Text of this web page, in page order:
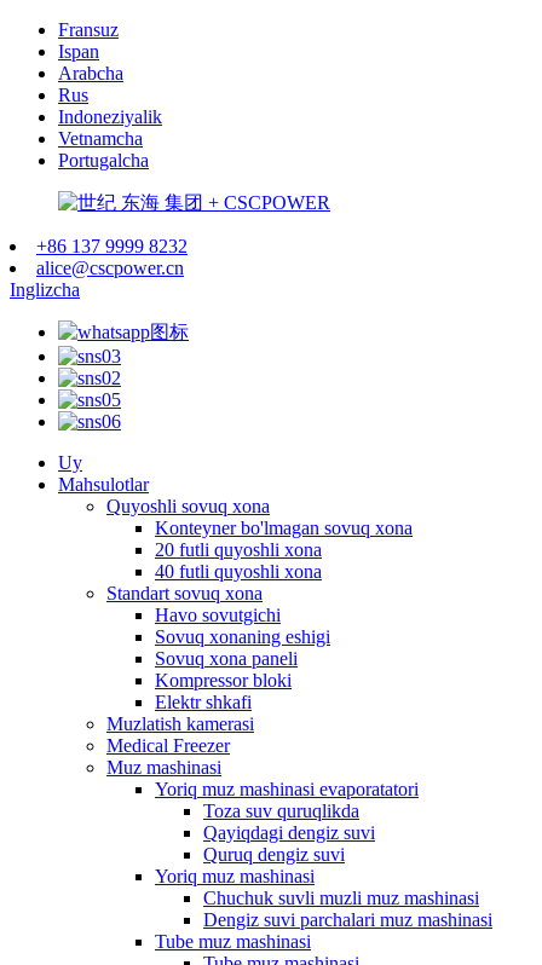
Fransuz
Ispan
Arabcha
Rus
Indoneziyalik
Vetnamcha
Portugalcha
+86 137 9999 8232
alice@cscpower.cn
Inglizcha
Uy
Mahsulotlar
Quyoshli sovuq xona
Konteyner bo'lmagan sovuq xona
20 futli quyoshli xona
40 futli quyoshli xona
Standart sovuq xona
Havo sovutgichi
Sovuq xonaning eshigi
Sovuq xona paneli
Kompressor bloki
Elektr shkafi
Muzlatish kamerasi
Medical Freezer
Muz mashinasi
Yoriq muz mashinasi evaporatatori
Toza suv quruqlikda
Qayiqdagi dengiz suvi
Quruq dengiz suvi
Yoriq muz mashinasi
Chuchuk suvli muzli muz mashinasi
Dengiz suvi parchalari muz mashinasi
Tube muz mashinasi